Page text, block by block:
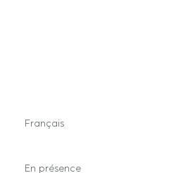
Français
En présence